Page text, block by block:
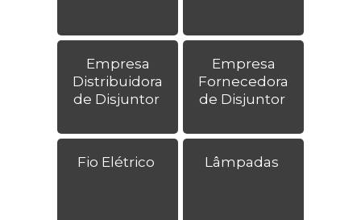
Empresa
Distribuidora
de Disjuntor
Empresa
Fornecedora
de Disjuntor
Fio Elétrico Lâmpadas